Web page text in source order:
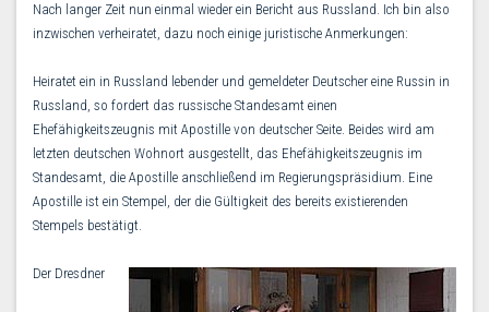
Nach langer Zeit nun einmal wieder ein Bericht aus Russland. Ich bin also
inzwischen verheiratet, dazu noch einige juristische Anmerkungen:
Heiratet ein in Russland lebender und gemeldeter Deutscher eine Russin in
Russland, so fordert das russische Standesamt einen
Ehefähigkeitszeugnis mit Apostille von deutscher Seite. Beides wird am
letzten deutschen Wohnort ausgestellt, das Ehefähigkeitszeugnis im
Standesamt, die Apostille anschließend im Regierungspräsidium. Eine
Apostille ist ein Stempel, der die Gültigkeit des bereits existierenden
Stempels bestätigt.
Der Dresdner